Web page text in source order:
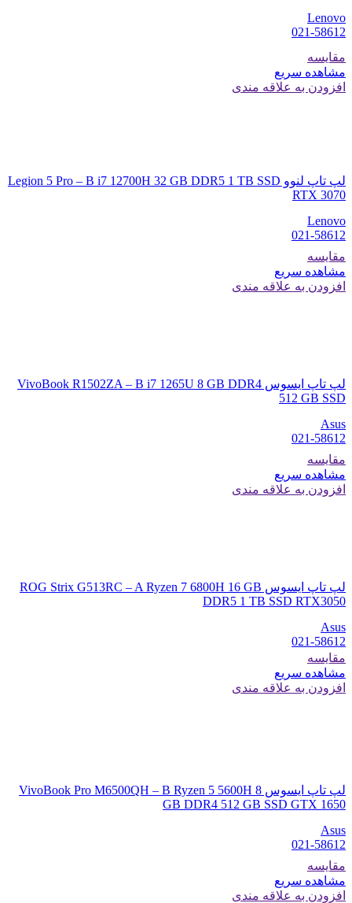
Lenovo
021-58612
مقایسه
مشاهده سریع
افزودن به علاقه مندی
لپ تاپ لنوو Legion 5 Pro – B i7 12700H 32 GB DDR5 1 TB SSD
RTX 3070
Lenovo
021-58612
مقایسه
مشاهده سریع
افزودن به علاقه مندی
لپ تاپ ایسوس VivoBook R1502ZA – B i7 1265U 8 GB DDR4
512 GB SSD
Asus
021-58612
مقایسه
مشاهده سریع
افزودن به علاقه مندی
لپ تاپ ایسوس ROG Strix G513RC – A Ryzen 7 6800H 16 GB
DDR5 1 TB SSD RTX3050
Asus
021-58612
مقایسه
مشاهده سریع
افزودن به علاقه مندی
لپ تاپ ایسوس VivoBook Pro M6500QH – B Ryzen 5 5600H 8
GB DDR4 512 GB SSD GTX 1650
Asus
021-58612
مقایسه
مشاهده سریع
افزودن به علاقه مندی